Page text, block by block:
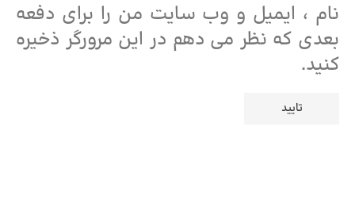
نام ، ایمیل و وب سایت من را برای دفعه
بعدی که نظر می دهم در این مرورگر ذخیره
کنید.